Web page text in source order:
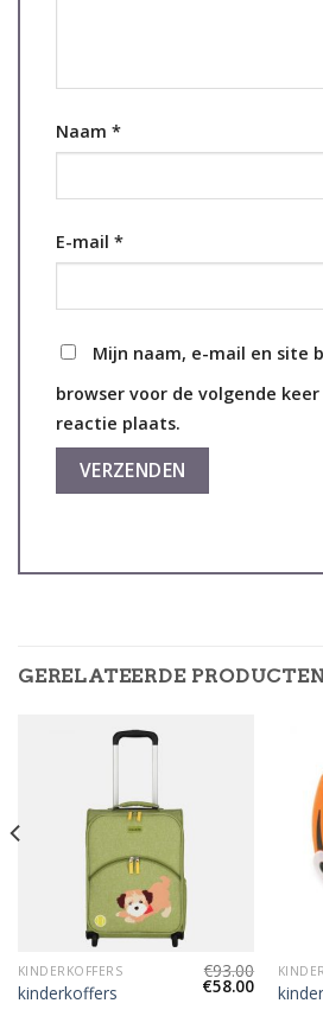
Naam *
E-mail *
Mijn naam, e-mail en site
browser voor de volgende
reactie plaats.
GERELATEERDE
KINDERKOFFERS
kinderkoffers
€93.00
€58.00